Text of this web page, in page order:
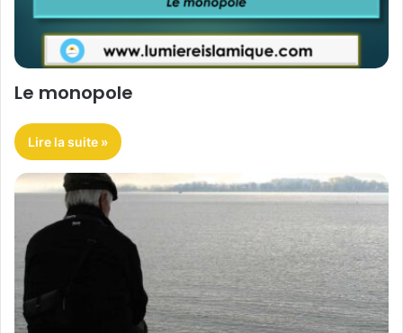
Le monopole
Lire la suite »